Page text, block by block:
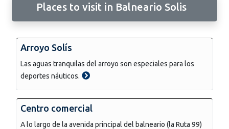
Places to visit in Balneario Solis
Arroyo Solís
Las aguas tranquilas del arroyo son especiales para los
deportes náuticos.
Centro comercial
A lo largo de la avenida principal del balneario (la Ruta 99)